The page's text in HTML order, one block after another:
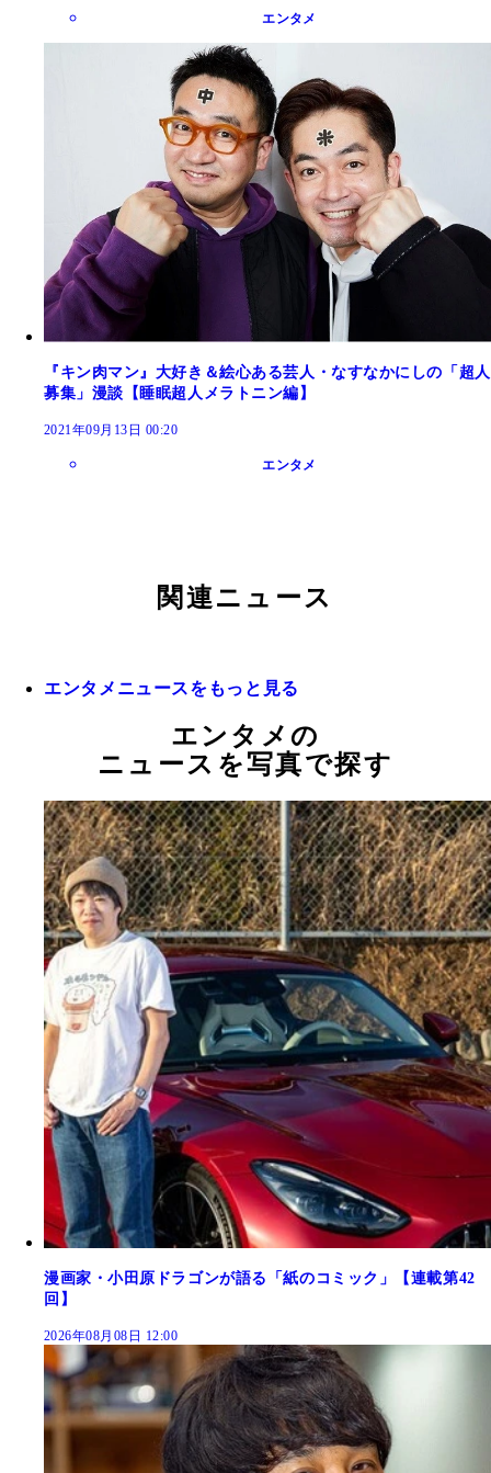
エンタメ
『キン肉マン』大好き＆絵心ある芸人・なすなかにしの「超人
募集」漫談【睡眠超人メラトニン編】
2021年09月13日 00:20
エンタメ
関連ニュース
エンタメニュースをもっと見る
エンタメの
ニュースを写真で探す
漫画家・小田原ドラゴンが語る「紙のコミック」【連載第42
回】
2026年08月08日 12:00